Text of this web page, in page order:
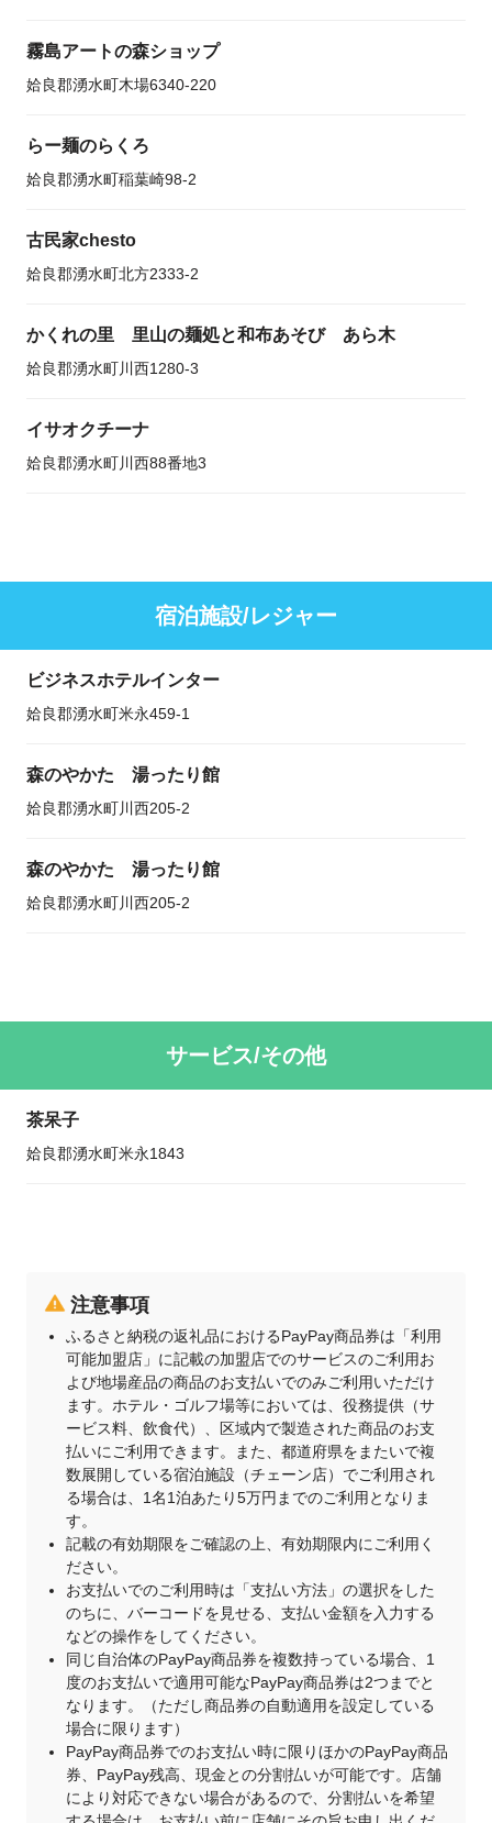
霧島アートの森ショップ
姶良郡湧水町木場6340-220
らー麺のらくろ
姶良郡湧水町稲葉崎98-2
古民家chesto
姶良郡湧水町北方2333-2
かくれの里 里山の麺処と和布あそび あら木
姶良郡湧水町川西1280-3
イサオクチーナ
姶良郡湧水町川西88番地3
宿泊施設/レジャー
ビジネスホテルインター
姶良郡湧水町米永459-1
森のやかた 湯ったり館
姶良郡湧水町川西205-2
森のやかた 湯ったり館
姶良郡湧水町川西205-2
サービス/その他
茶呆子
姶良郡湧水町米永1843
注意事項
ふるさと納税の返礼品におけるPayPay商品券は「利用
可能加盟店」に記載の加盟店でのサービスのご利用お
よび地場産品の商品のお支払いでのみご利用いただけ
ます。ホテル・ゴルフ場等においては、役務提供（サ
ービス料、飲食代）、区域内で製造された商品のお支
払いにご利用できます。また、都道府県をまたいで複
数展開している宿泊施設（チェーン店）でご利用され
る場合は、1名1泊あたり5万円までのご利用となりま
す。
記載の有効期限をご確認の上、有効期限内にご利用く
ださい。
お支払いでのご利用時は「支払い方法」の選択をした
のちに、バーコードを見せる、支払い金額を入力する
などの操作をしてください。
同じ自治体のPayPay商品券を複数持っている場合、1
度のお支払いで適用可能なPayPay商品券は2つまでと
なります。（ただし商品券の自動適用を設定している
場合に限ります）
PayPay商品券でのお支払い時に限りほかのPayPay商品
券、PayPay残高、現金との分割払いが可能です。店舗
により対応できない場合があるので、分割払いを希望